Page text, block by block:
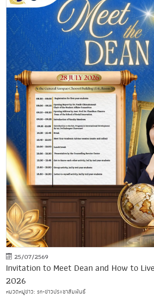
25/07/2569
Invitation to Meet Dean and How to
2026
หมวดหมู่ข่าว: sn-ข่าวประชาสัมพันธ์